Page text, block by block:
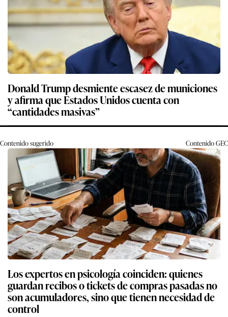
Donald Trump desmiente escasez de municiones
y afirma que Estados Unidos cuenta con
“cantidades masivas”
Contenido sugerido ContenidoGEC
Los expertos en psicología coinciden: quienes
guardan recibos o tickets de compras pasadas no
son acumuladores, sino que tienen necesidad de
control